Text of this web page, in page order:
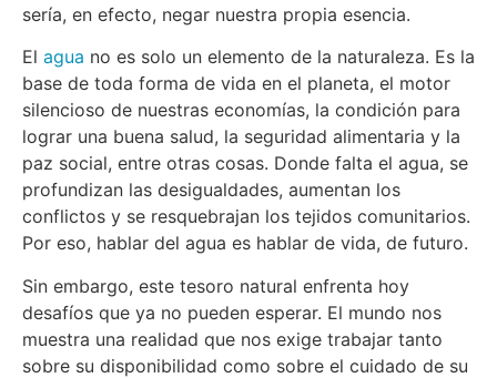
sería, en efecto, negar nuestra propia esencia.
El agua no es solo un elemento de la naturaleza. Es la
base de toda forma de vida en el planeta, el motor
silencioso de nuestras economías, la condición para
lograr una buena salud, la seguridad alimentaria y la
paz social, entre otras cosas. Donde falta el agua, se
profundizan las desigualdades, aumentan los
conflictos y se resquebrajan los tejidos comunitarios.
Por eso, hablar del agua es hablar de vida, de futuro.
Sin embargo, este tesoro natural enfrenta hoy
desafíos que ya no pueden esperar. El mundo nos
muestra una realidad que nos exige trabajar tanto
sobre su disponibilidad como sobre el cuidado de su